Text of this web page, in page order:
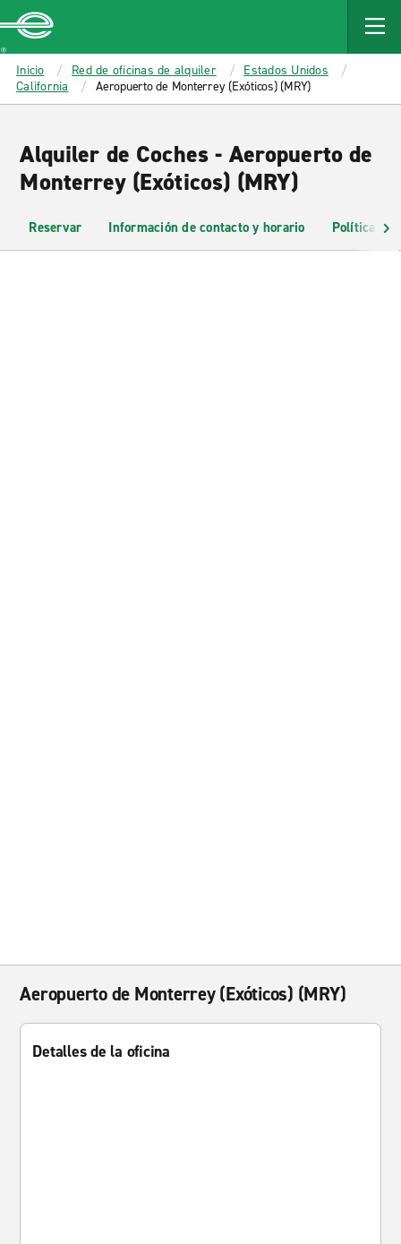
MAIN
CONTENT
Enterprise
Inicio Red de oficinas de alquiler
Estados Unidos
California
Aeropuerto de Monterrey (Exóticos) (MRY)
Alquiler de Coches - Aeropuerto de
Monterrey (Exóticos) (MRY)
Reservar Información de contacto y horario Políticas
Aeropuerto de Monterrey (Exóticos) (MRY)
Detalles de la oficina